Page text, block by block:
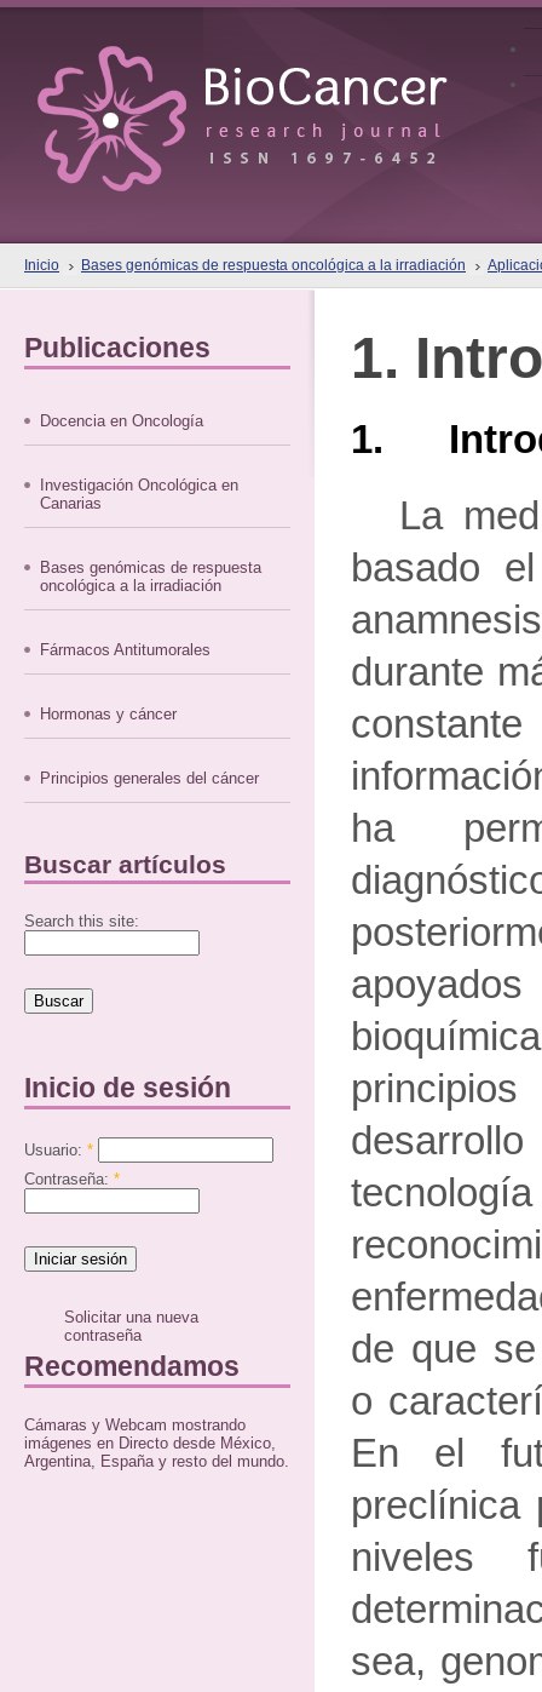
Inicio Bases genómicas de respuesta oncológica a la irradiación
Publicaciones
Docencia en Oncología
Investigación Oncológica en
Canarias
Bases genómicas de respuesta
oncológica a la irradiación
Fármacos Antitumorales
Hormonas y cáncer
Principios generales del cáncer
Buscar artículos
Search this site:
Inicio de sesión
Usuario: *
Contraseña: *
Solicitar una nueva
contraseña
Recomendamos
Cámaras y Webcam mostrando
imágenes en Directo desde México,
Argentina, España y resto del mundo.
1.
1.
La
basado
durante
ha
de que
o
En el
preclínica
niveles
sea,